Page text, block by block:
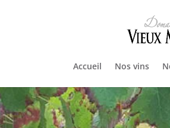
Accueil Nos vins